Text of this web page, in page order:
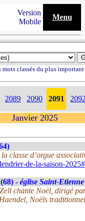
Version
Mobile
Menu
classés du plus
2089 2090 2091
Janvier 2025
classe d’orgue
de-la-saison-
- église Saint-Etienne
chante Noël, dirigé
Noëls